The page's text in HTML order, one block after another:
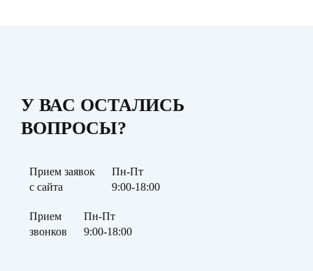
У ВАС ОСТАЛИСЬ
ВОПРОСЫ?
Прием заявок
с сайта
Пн-Пт
9:00-18:00
Прием
звонков
Пн-Пт
9:00-18:00